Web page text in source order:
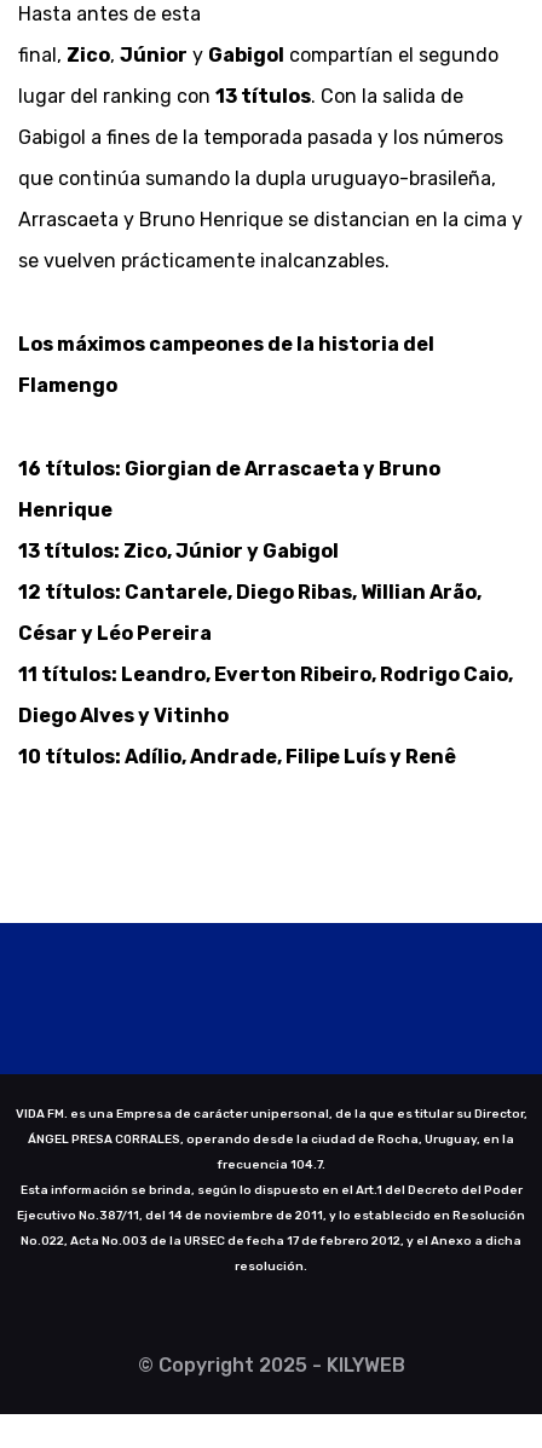
Hasta antes de esta
final, Zico, Júnior y Gabigol compartían el segundo
lugar del ranking con 13 títulos. Con la salida de
Gabigol a fines de la temporada pasada y los números
que continúa sumando la dupla uruguayo-brasileña,
Arrascaeta y Bruno Henrique se distancian en la cima y
se vuelven prácticamente inalcanzables.
Los máximos campeones de la historia del
Flamengo
16 títulos: Giorgian de Arrascaeta y Bruno
Henrique
13 títulos: Zico, Júnior y Gabigol
12 títulos: Cantarele, Diego Ribas, Willian Arão,
César y Léo Pereira
11 títulos: Leandro, Everton Ribeiro, Rodrigo Caio,
Diego Alves y Vitinho
10 títulos: Adílio, Andrade, Filipe Luís y Renê
VIDA FM. es una Empresa de carácter unipersonal, de la que es titular su Director,
ÁNGEL PRESA CORRALES, operando desde la ciudad de Rocha, Uruguay, en la
frecuencia 104.7.
Esta información se brinda, según lo dispuesto en el Art.1 del Decreto del Poder
Ejecutivo No.387/11, del 14 de noviembre de 2011, y lo establecido en Resolución
No.022, Acta No.003 de la URSEC de fecha 17 de febrero 2012, y el Anexo a dicha
resolución.
© Copyright 2025 - KILYWEB